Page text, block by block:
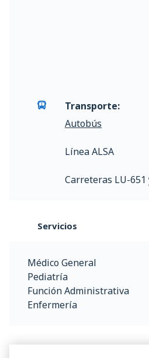
Transporte:
Autobús
Línea ALSA
Carreteras LU-651
Servicios
Médico General
Pediatría
Función Administrativa
Enfermería